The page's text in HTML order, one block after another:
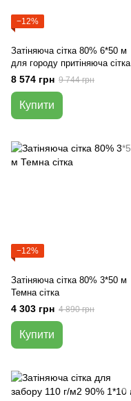
−12%
Затіняюча сітка 80% 6*50 м
для городу притіняюча сітка
8 574 грн 9 744 грн
Купити
−12%
Затіняюча сітка 80% 3*50 м
Темна сітка
4 303 грн 4 890 грн
Купити